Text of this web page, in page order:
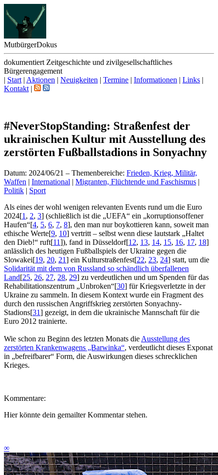
MutbürgerDokus
dokumentiert Zeitgeschichte und zivilgesellschaftliches
Bürgerengagement
| Start | Aktionen | Neuigkeiten | Termine | Informationen | Links |
Kontakt |
#NeverStopStanding: Straßenfest der
ukrainischen Kultur mit Ausstellung des
zerstörten Fußballstadions in Sonyachny
Datum: 2024/06/21 – Themenbereiche: Frieden, Krieg, Militär,
Waffen | International | Migranten, Flüchtende und Faschismus |
Politik | Sport
Als eines der wohl wenigen relevanten Events rund um die Euro
2024[1 , 2, 3] (schließlich ist die „UEFA“ ein „korruptionsoffener
Haufen“[4, 5, 6, 7, 8], den man nur boykottieren kann, soweit man
ethische Werte[9, 10] vertritt – selbst wenn diese lautstark „Haltet
den Dieb!“ ruft[11]), fand in Düsseldorf[12, 13, 14, 15, 16, 17, 18]
anlässlich des heutigen Fußballspiels der Ukraine gegen die
Slowakei[19, 20, 21] ein Kulturstraßenfest[22, 23, 24] statt, um die
Solidarität mit dem von Russland so schändlich überfallenen
Land[25, 26, 27, 28, 29] zu verdeutlichen und um Spenden für das
Rehabilitationszentrum „Unbroken“[30] für Kriegsverletzte in der
Ukraine zu sammeln. In diesem Kontext wurde ein Fragment des
durch den russischen Angriffskrieg zerstörten Sonyachny-
Stadions[31] gezeigt, in dem die ukrainische Mannschaft für die
Euro 2012 trainierte.
Wie schon zu Beginn des letzten Monats die Ausstellung des
zerstörten Krankenwagens „Barwinka“, verdeutlicht dieses Exponat
in „befreifbarer“ Form, die Auswirkungen dieses schrecklichen
Krieges.
Kommentare:
Hier könnte dein gemailter Kommentar stehen.
∞